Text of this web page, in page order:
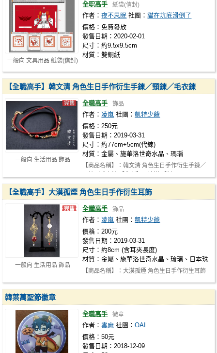
一般向 文具用品 紙袋(信封)
全职高手 紙袋(信封)
作者：夜不思眠 社團：貓在坑底滑倒了
價格：免費發放
發售日期：2020-02-01
尺寸：約9.5x9.5cm
材質：雙銅紙
一般向 生活用品 飾品
【全職高手】韓文清 角色生日手作衍生手鍊／頸鍊／毛衣鍊
全職高手 飾品
作者： 凌嵐 社團：凱特少爺
價格：250元
發售日期：2019-03-31
尺寸：約77cm+5cm(代鍊)
材質：金屬、施華洛世奇水晶、瑪瑙
【商品名稱】：韓文清 角色生日手作衍生手鍊／
一般向 生活用品 飾品
【全職高手】大漠孤煙 角色生日手作衍生耳飾
全職高手 飾品
作者： 凌嵐 社團：凱特少爺
價格：200元
發售日期：2019-03-31
尺寸：約8cm (含耳夾長度)
材質：金屬、施華洛世奇水晶、琉璃、日本珠
【商品名稱】：大漠孤煙 角色生日手作衍生耳飾
韓葉萬聖節徽章
全職高手 徽章
作者：雲麻 社團：OAI
價格：50元
發售日期：2018-12-09